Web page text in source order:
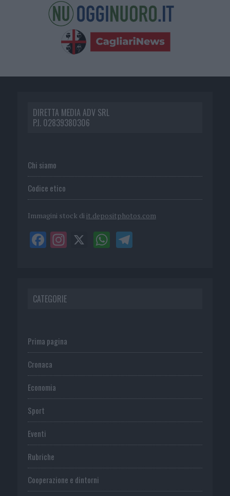
DIRETTA MEDIA ADV SRL
P.I. 02839380306
Chi siamo
Codice etico
Immagini stock di it.depositphotos.com
CATEGORIE
Prima pagina
Cronaca
Economia
Sport
Eventi
Rubriche
Cooperazione e dintorni